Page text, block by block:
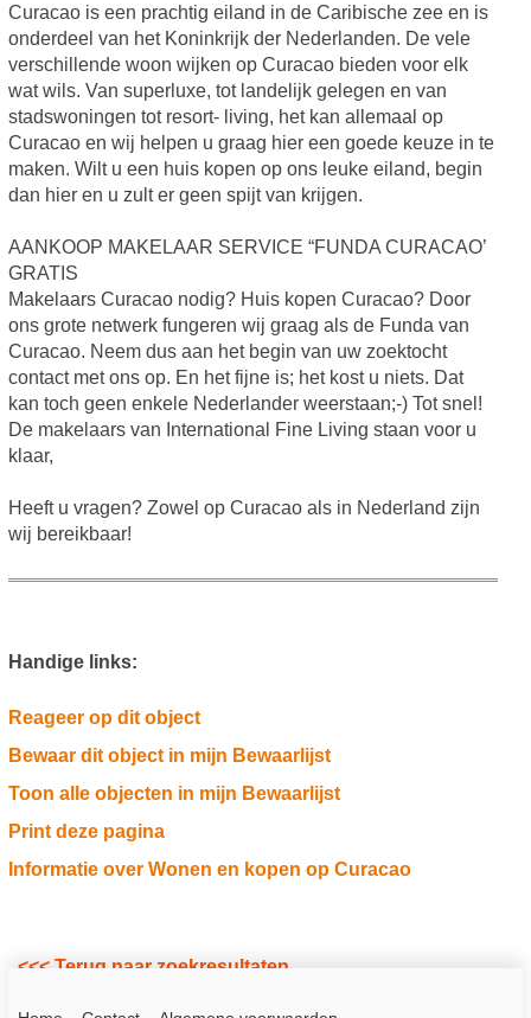
Curacao is een prachtig eiland in de Caribische zee en is
onderdeel van het Koninkrijk der Nederlanden. De vele
verschillende woon wijken op Curacao bieden voor elk
wat wils. Van superluxe, tot landelijk gelegen en van
stadswoningen tot resort- living, het kan allemaal op
Curacao en wij helpen u graag hier een goede keuze in te
maken. Wilt u een huis kopen op ons leuke eiland, begin
dan hier en u zult er geen spijt van krijgen.
AANKOOP MAKELAAR SERVICE “FUNDA CURACAO’
GRATIS
Makelaars Curacao nodig? Huis kopen Curacao? Door
ons grote netwerk fungeren wij graag als de Funda van
Curacao. Neem dus aan het begin van uw zoektocht
contact met ons op. En het fijne is; het kost u niets. Dat
kan toch geen enkele Nederlander weerstaan;-) Tot snel!
De makelaars van International Fine Living staan voor u
klaar,
Heeft u vragen? Zowel op Curacao als in Nederland zijn
wij bereikbaar!
Handige links:
Reageer op dit object
Bewaar dit object in mijn Bewaarlijst
Toon alle objecten in mijn Bewaarlijst
Print deze pagina
Informatie over Wonen en kopen op Curacao
<<< Terug naar zoekresultaten